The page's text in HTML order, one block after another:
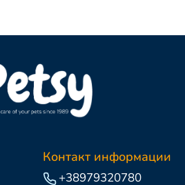
Контакт информации
+38979320780